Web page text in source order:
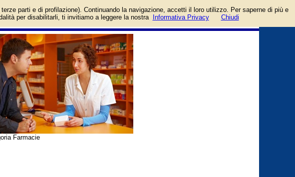
guida
Farmacie
parti e di profilazione). Continuando la navigazione, accetti il loro utilizzo. Per saperne di più e
per disabilitarli, ti invitiamo a leggere la nostra
Informativa Privacy Chiudi